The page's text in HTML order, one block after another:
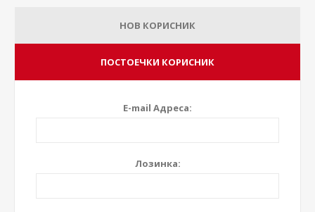
НОВ КОРИСНИК
ПОСТОЕЧКИ КОРИСНИК
E-mail Адреса:
Лозинка: